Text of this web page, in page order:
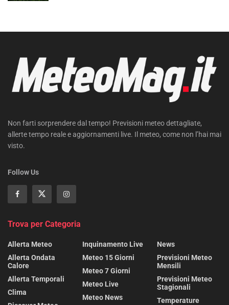
Non farti sorprendere dal tempo! Previsioni meteo dettagliate,
allerte tempo reale e aggiornamenti live. Il meteo, come non l’hai mai
visto.
Follow Us
Trova per Categoria
Allerta Meteo
Allerta Ondata
Calore
Allerta Temporali
Clima
Inquinamento Live
Meteo 15 Giorni
Meteo 7 Giorni
Meteo Live
Meteo News
News
Previsioni Meteo
Mensili
Previsioni Meteo
Stagionali
Temperature